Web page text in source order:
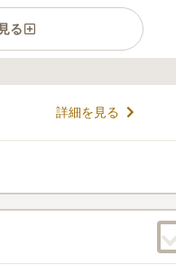
る
はありますが、無宗教の方を
を建てられます。 周辺には新
ットに体験スポットもあ
を楽しめます。 車を使うと
詳細を見る